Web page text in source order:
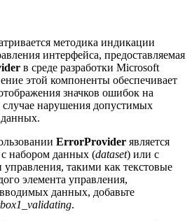
методика индикации
интерфейса, предоставляемая
в среде разработки Microsoft
этой компоненты обеспечивает
значков ошибок на
случае нарушения допустимых
ErrorProvider является
набором данных (dataset) или с
такими как текстовые
элемента управления,
данных, добавьте
.